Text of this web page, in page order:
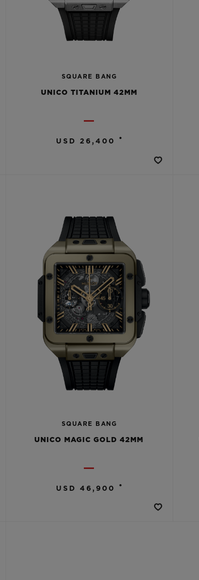
SQUARE BANG
UNICO TITANIUM 42MM
USD 26,400 •
SQUARE BANG
UNICO MAGIC GOLD 42MM
USD 46,900 •